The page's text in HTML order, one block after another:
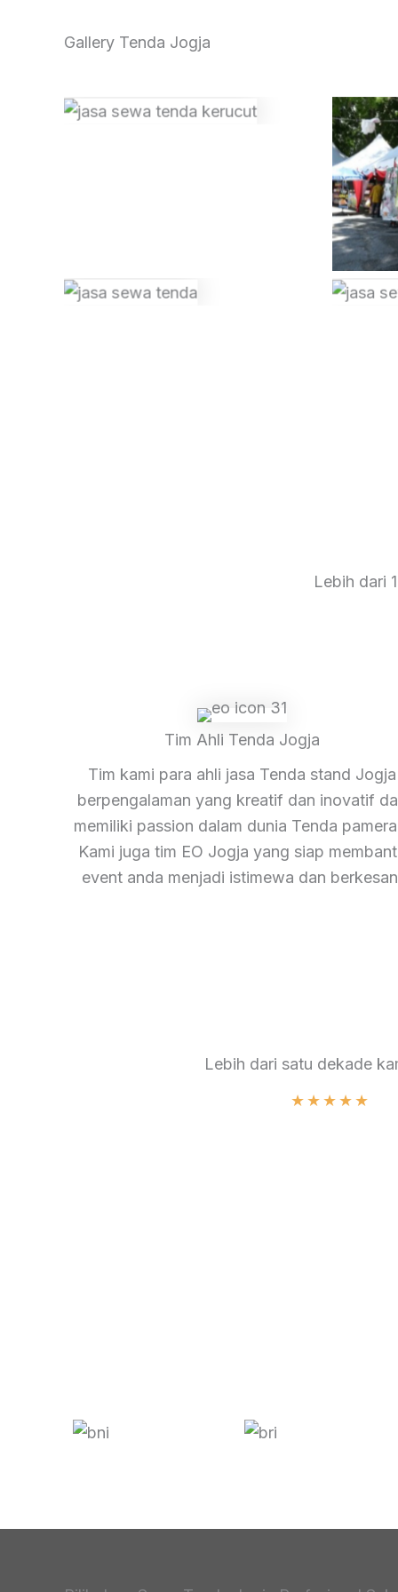
Gallery Tenda Jogja
Tanpa Keterangan
Tanpa Keterangan
Lebih dari
Tim Ahli Tenda Jogja
Tim kami para ahli jasa Tenda stand Jogja
berpengalaman yang kreatif dan inovatif
memiliki passion dalam dunia Tenda
Kami juga tim EO Jogja yang siap
event anda menjadi istimewa dan
Lebih dari satu dekade
★★★★★